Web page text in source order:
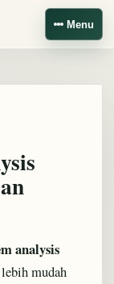
Menu
analysis
mudah